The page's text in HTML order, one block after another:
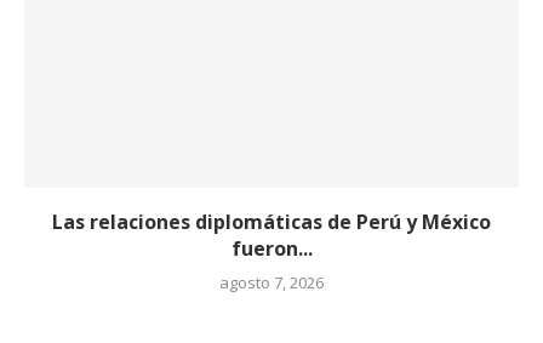
Las relaciones diplomáticas de Perú y México
fueron...
agosto 7, 2026